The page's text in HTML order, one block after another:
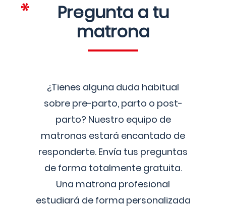
Pregunta a tu
matrona
¿Tienes alguna duda habitual
sobre pre-parto, parto o post-
parto? Nuestro equipo de
matronas estará encantado de
responderte. Envía tus preguntas
de forma totalmente gratuita.
Una matrona profesional
estudiará de forma personalizada